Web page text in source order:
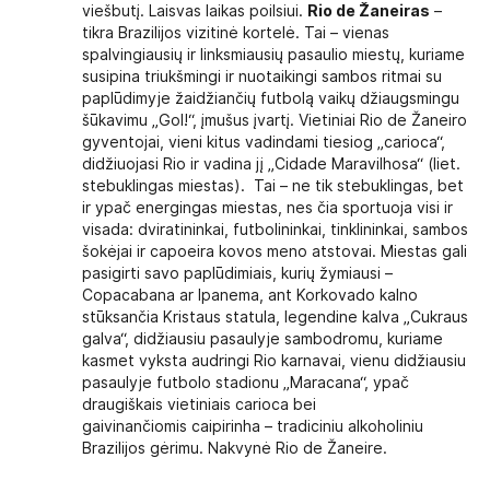
viešbutį. Laisvas laikas poilsiui. Rio de Žaneiras –
tikra Brazilijos vizitinė kortelė. Tai – vienas
spalvingiausių ir linksmiausių pasaulio miestų, kuriame
susipina triukšmingi ir nuotaikingi sambos ritmai su
paplūdimyje žaidžiančių futbolą vaikų džiaugsmingu
šūkavimu „Gol!“, įmušus įvartį. Vietiniai Rio de Žaneiro
gyventojai, vieni kitus vadindami tiesiog „carioca“,
didžiuojasi Rio ir vadina jį „Cidade Maravilhosa“ (liet.
stebuklingas miestas). Tai – ne tik stebuklingas, bet
ir ypač energingas miestas, nes čia sportuoja visi ir
visada: dviratininkai, futbolininkai, tinklininkai, sambos
šokėjai ir capoeira kovos meno atstovai. Miestas gali
pasigirti savo paplūdimiais, kurių žymiausi –
Copacabana ar Ipanema, ant Korkovado kalno
stūksančia Kristaus statula, legendine kalva „Cukraus
galva“, didžiausiu pasaulyje sambodromu, kuriame
kasmet vyksta audringi Rio karnavai, vienu didžiausiu
pasaulyje futbolo stadionu „Maracana“, ypač
draugiškais vietiniais carioca bei
gaivinančiomis caipirinha – tradiciniu alkoholiniu
Brazilijos gėrimu. Nakvynė Rio de Žaneire.